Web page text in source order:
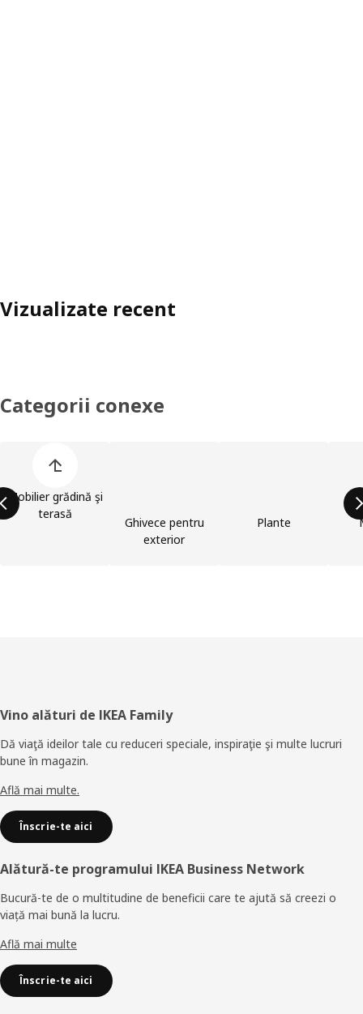
Vizualizate recent
Categorii conexe
Mobilier grădină şi
terasă
Ghivece pentru
exterior
Plante
Subsol
Vino alături de IKEA Family
Dă viaţă ideilor tale cu reduceri speciale, inspiraţie şi multe lucruri
bune în magazin.
Află mai multe.
Înscrie-te aici
Alătură-te programului IKEA Business Network
Bucură-te de o multitudine de beneficii care te ajută să creezi o
viață mai bună la lucru.
Află mai multe
Înscrie-te aici